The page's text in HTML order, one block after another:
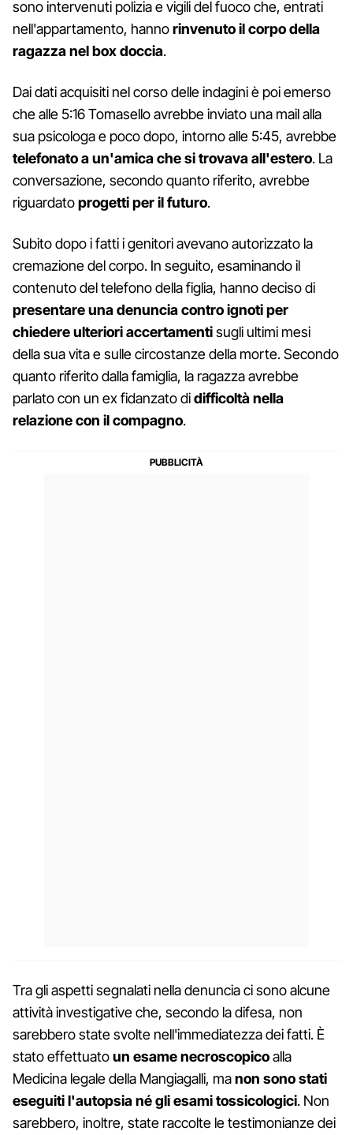
sono intervenuti polizia e vigili del fuoco che, entrati
nell'appartamento, hannorinvenuto il corpo della
ragazza nel box doccia.
Dai dati acquisiti nel corso delle indagini è poi emerso
che alle 5:16 Tomasello avrebbe inviato una mail alla
sua psicologa e poco dopo, intorno alle 5:45, avrebbe
telefonato a un'amica che si trovava all'estero. La
conversazione, secondo quanto riferito, avrebbe
riguardatoprogetti per il futuro.
Subito dopo i fatti i genitori avevano autorizzato la
cremazione del corpo. In seguito, esaminando il
contenuto del telefono della figlia, hanno deciso di
presentare una denuncia contro ignoti per
chiedere ulteriori accertamentisugli ultimi mesi
della sua vita e sulle circostanze della morte. Secondo
quanto riferito dalla famiglia, la ragazza avrebbe
parlato con un ex fidanzato didifficoltà nella
relazione con il compagno.
Tra gli aspetti segnalati nella denuncia ci sono alcune
attività investigative che, secondo la difesa, non
sarebbero state svolte nell'immediatezza dei fatti. È
stato effettuatoun esame necroscopicoalla
Medicina legale della Mangiagalli, manon sono stati
eseguiti l'autopsia né gli esami tossicologici. Non
sarebbero, inoltre, state raccolte le testimonianze dei